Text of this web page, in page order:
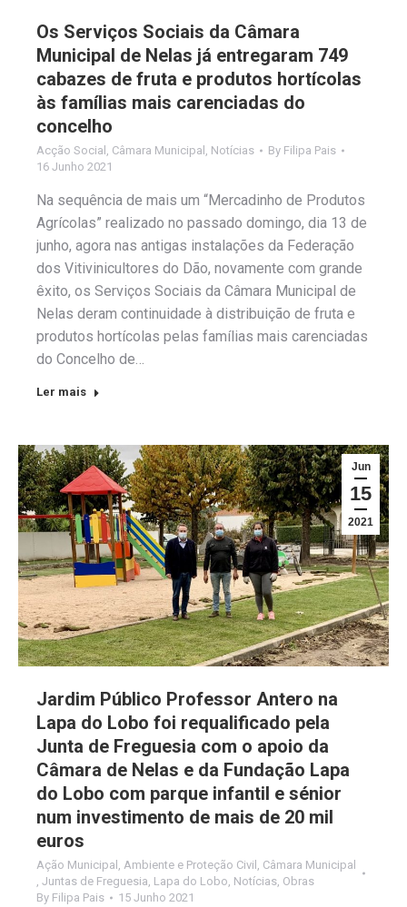
Os Serviços Sociais da Câmara
Municipal de Nelas já entregaram 749
cabazes de fruta e produtos hortícolas
às famílias mais carenciadas do
concelho
Acção Social Câmara Municipal Notícias By Filipa Pais
16 Junho 2021
Na sequência de mais um “Mercadinho de Produtos
Agrícolas” realizado no passado domingo, dia 13 de
junho, agora nas antigas instalações da Federação
dos Vitivinicultores do Dão, novamente com grande
êxito, os Serviços Sociais da Câmara Municipal de
Nelas deram continuidade à distribuição de fruta e
produtos hortícolas pelas famílias mais carenciadas
do Concelho de…
Ler mais
Jun
15
2021
Jardim Público Professor Antero na
Lapa do Lobo foi requalificado pela
Junta de Freguesia com o apoio da
Câmara de Nelas e da Fundação Lapa
do Lobo com parque infantil e sénior
num investimento de mais de 20 mil
euros
Ação Municipal , Ambiente e Proteção Civil , Câmara Municipal
, Juntas de Freguesia, Lapa do Lobo, Notícias, Obras
By Filipa Pais 15 Junho 2021